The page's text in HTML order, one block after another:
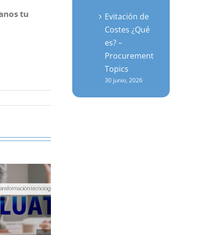
tu
Evitación de
Costes ¿Qué
es? –
Procurement
Topics
30 junio, 2026